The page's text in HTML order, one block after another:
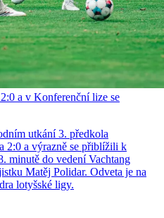
a v Konferenční lize se
utkání 3. předkola
2:0 a výrazně se přiblížili k
minutě do vedení Vachtang
Matěj Polidar. Odveta je na
lotyšské ligy.